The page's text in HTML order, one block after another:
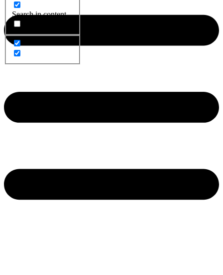
Search in content